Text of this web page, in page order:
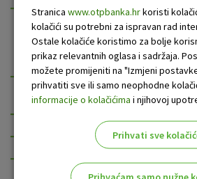
50% popusta na trošak naknade
zahtjeva bilo kojegkredita(osim
je naknada definirana ugovornim
treće strane)
50% popusta na trošak naknade
garancije
Visa Business debitna karticabez
Stranica www.otpbanka.hrkoristi
kolačići su potrebni za ispravan rad
Ostale kolačiće koristimo za bolje
prikaz relevantnih oglasa i sadržaja.
možete promijeniti na "Izmjeni
prihvatiti sve ili samo neophodne
informacije o kolačićima i njihovoj
Prihvati sve